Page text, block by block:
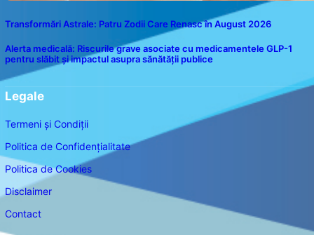
Transformări Astrale: Patru Zodii Care Renasc în August 2026
Alerta medicală: Riscurile grave asociate cu medicamentele GLP-1
pentru slăbit și impactul asupra sănătății publice
Legale
Termeni și Condiții
Politica de Confidențialitate
Politica de Cookies
Disclaimer
Contact